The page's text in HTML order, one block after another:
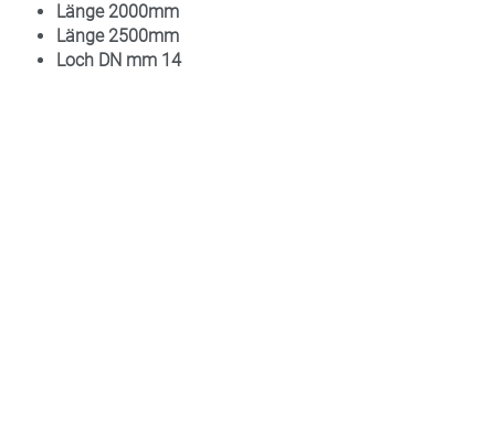
Länge 2000mm
Länge 2500mm
Loch DN mm 14